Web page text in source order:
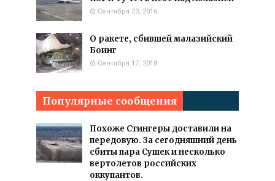
Сентября 23, 2016
О ракете, сбившей малазийский
Боинг
Сентября 17, 2018
Популярные сообщения
Похоже Стингеры доставили на
передовую. За сегодняшний день
сбиты пара Сушек и несколько
вертолетов российских
оккупантов.